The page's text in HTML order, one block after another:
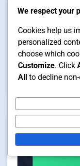
Dota 2
Talia Mercer
We respect your
Cookies help us
personalized
choose which
Customize. Click
All to decline